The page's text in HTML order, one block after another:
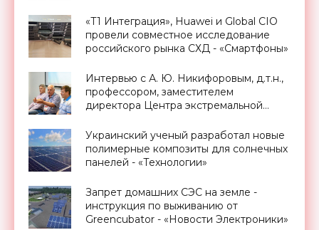
«Т1 Интеграция», Huawei и Global CIO
провели совместное исследование
российского рынка СХД - «Смартфоны»
Интервью с А. Ю. Никифоровым, д.т.н.,
профессором, заместителем
директора Центра экстремальной
МИФИ - «Смартфоны»
Украинский ученый разработал новые
полимерные композиты для солнечных
панелей - «Технологии»
Запрет домашних СЭС на земле -
инструкция по выживанию от
Greencubator - «Новости Электроники»